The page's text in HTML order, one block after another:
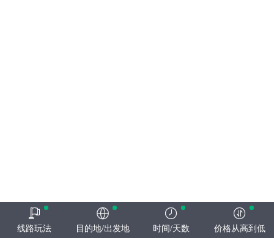
线路玩法 目的地/出发地 时间/天数 价格从高到低